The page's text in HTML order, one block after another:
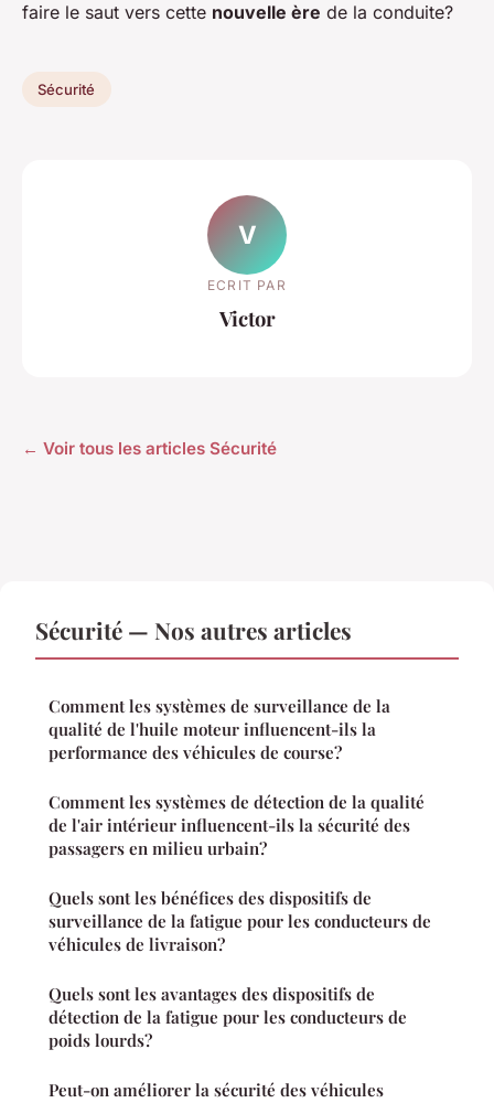
faire le saut vers cette nouvelle ère de la conduite?
Sécurité
V
ECRIT PAR
Victor
← Voir tous les articles Sécurité
Sécurité — Nos autres articles
Comment les systèmes de surveillance de la
qualité de l'huile moteur influencent-ils la
performance des véhicules de course?
Comment les systèmes de détection de la qualité
de l'air intérieur influencent-ils la sécurité des
passagers en milieu urbain?
Quels sont les bénéfices des dispositifs de
surveillance de la fatigue pour les conducteurs de
véhicules de livraison?
Quels sont les avantages des dispositifs de
détection de la fatigue pour les conducteurs de
poids lourds?
Peut-on améliorer la sécurité des véhicules